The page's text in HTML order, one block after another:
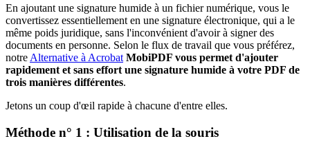
En ajoutant une signature humide à un fichier numérique, vous le
convertissez essentiellement en une signature électronique, qui a le
même poids juridique, sans l'inconvénient d'avoir à signer des
documents en personne. Selon le flux de travail que vous préférez,
notre Alternative à Acrobat MobiPDF vous permet d'ajouter
rapidement et sans effort une signature humide à votre PDF de
trois manières différentes.
Jetons un coup d'œil rapide à chacune d'entre elles.
Méthode n° 1 : Utilisation de la souris